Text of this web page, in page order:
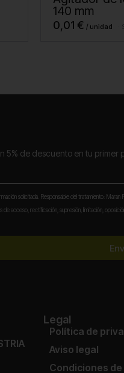
140 mm
0,01 €
5% de descuento en tu primer
solicitada. Responsable del tratamiento:
acceso, rectificación, supresión, limitación,
Legal
Política de
Aviso legal
Condiciones de